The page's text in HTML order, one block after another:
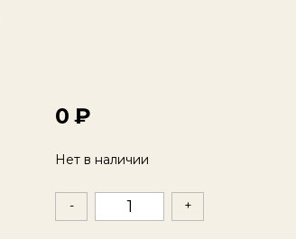
0
Нет в наличии
- +